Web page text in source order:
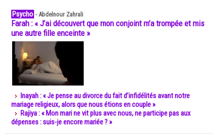
Psycho -Abdelnour Zahrali
Farah : « J’ai découvert que mon conjoint m’a trompée et mis
une autre fille enceinte »
Inayah : « Je pense au divorce du fait d’infidélités avant notre
mariage religieux, alors que nous étions en couple »
Rajiya : « Mon mari ne vit plus avec nous, ne participe pas aux
dépenses : suis-je encore mariée ? »